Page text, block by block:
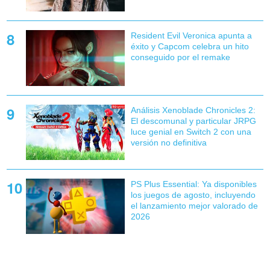
Resident Evil Veronica apunta a
éxito y Capcom celebra un hito
conseguido por el remake
Análisis Xenoblade Chronicles 2:
El descomunal y particular JRPG
luce genial en Switch 2 con una
versión no definitiva
PS Plus Essential: Ya disponibles
los juegos de agosto, incluyendo
el lanzamiento mejor valorado de
2026